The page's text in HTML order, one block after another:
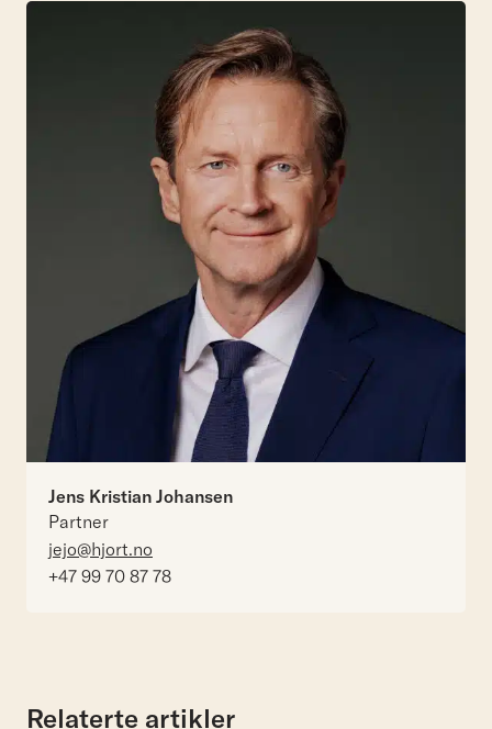
Jens Kristian Johansen
Partner
jejo@hjort.no
+47 99 70 87 78
Relaterte artikler